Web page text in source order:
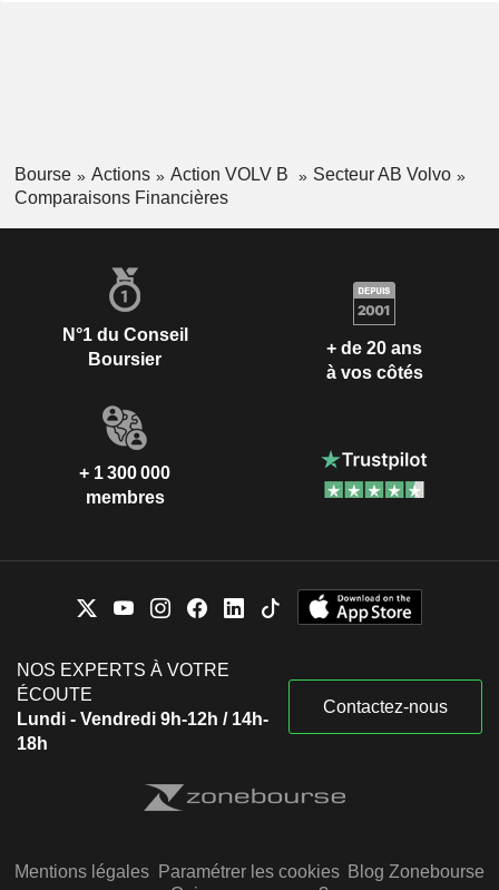
Bourse Actions Action VOLV B
Secteur AB Volvo
Comparaisons Financières
N°1 du Conseil
Boursier
+ de 20 ans
à vos côtés
+ 1 300 000
membres
NOS EXPERTS À VOTRE
ÉCOUTE
Lundi - Vendredi 9h-12h / 14h-
18h
Contactez-nous
Mentions légales Paramétrer les cookies Blog Zonebourse